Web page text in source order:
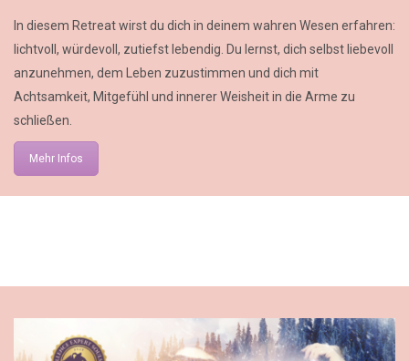
In diesem Retreat wirst du dich in deinem wahren Wesen erfahren:
lichtvoll, würdevoll, zutiefst lebendig. Du lernst, dich selbst liebevoll
anzunehmen, dem Leben zuzustimmen und dich mit
Achtsamkeit, Mitgefühl und innerer Weisheit in die Arme zu
schließen.
Mehr Infos